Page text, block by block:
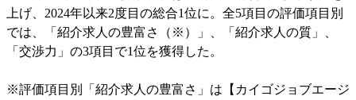
上げ、2024年以来2度目の総合1位に。全5項目の評価項目別
では、「紹介求人の豊富さ（※）」、「紹介求人の質」、
「交渉力」の3項目で1位を獲得した。
※評価項目別「紹介求人の豊富さ」は【カイゴジョブエージ